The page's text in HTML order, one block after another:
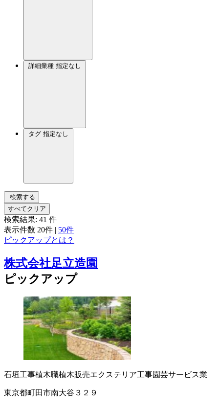
詳細業種 指定なし
タグ 指定なし
検索する
すべてクリア
検索結果: 41 件
表示件数 20件 | 50件
ピックアップとは？
株式会社足立造園
ピックアップ
石垣工事植木職植木販売エクステリア工事園芸サービス業
東京都町田市南大谷３２９